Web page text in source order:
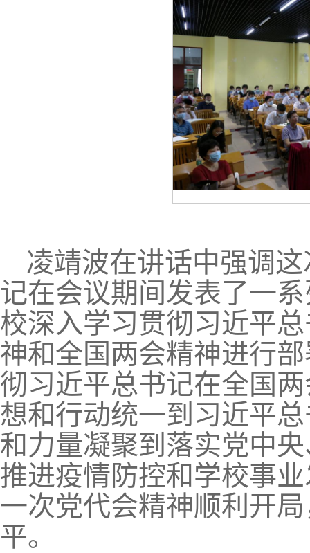
凌靖波在讲话中强调
记在会议期间发表了一
校深入学习贯彻习近平
神和全国两会精神进行
彻习近平总书记在全国
想和行动统一到习近平
和力量凝聚到落实党中
推进疫情防控和学校事
一次党代会精神顺利开
平。